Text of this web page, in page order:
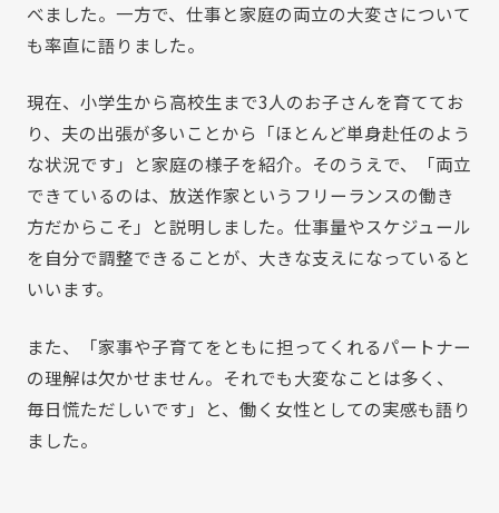
べました。一方で、仕事と家庭の両立の大変さについて
も率直に語りました。
現在、小学生から高校生まで3人のお子さんを育ててお
り、夫の出張が多いことから「ほとんど単身赴任のよう
な状況です」と家庭の様子を紹介。そのうえで、「両立
できているのは、放送作家というフリーランスの働き
方だからこそ」と説明しました。仕事量やスケジュール
を自分で調整できることが、大きな支えになっていると
いいます。
また、「家事や子育てをともに担ってくれるパートナー
の理解は欠かせません。それでも大変なことは多く、
毎日慌ただしいです」と、働く女性としての実感も語り
ました。